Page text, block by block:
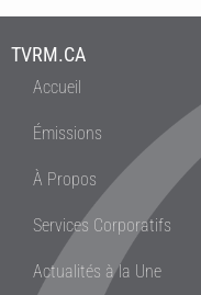
TVRM.CA
Accueil
Émissions
À Propos
Services Corporatifs
Actualités à la Une